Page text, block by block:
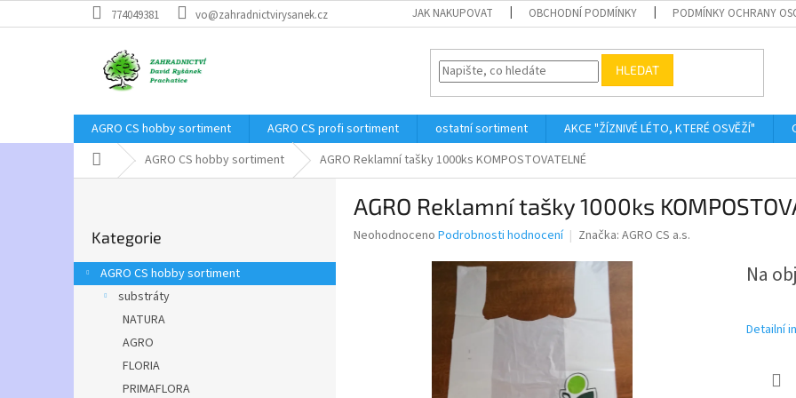
na
774049381 vo@zahradnictvirysanek.cz JAK NAKUPOVAT OBCHODNÍ PODMÍNKY PODMÍNKY OCHRANY
HLEDAT
AGRO CS hobby sortiment AGRO CS profi sortiment ostatní sortiment AKCE "ŽÍZNIVÉ LÉTO, KTERÉ OSVĚŽÍ"
Domů AGRO CS hobby sortiment AGRO Reklamní tašky 1000ks KOMPOSTOVATELNÉ
r
a
kategorie
Kategorie
AGRO CS hobby sortiment
substráty
NATURA
AGRO
FLORIA
PRIMAFLORA
AGRO Reklamní tašky 1000ks
Průměrné
Neohodnoceno Podrobnosti hodnocení Značka: AGRO CS a.s.
Na
Detailní